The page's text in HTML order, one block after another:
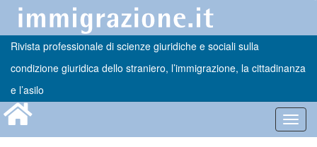
Rivista professionale di scienze giuridiche e sociali sulla
condizione giuridica dello straniero, l’immigrazione, la cittadinanza
e l’asilo